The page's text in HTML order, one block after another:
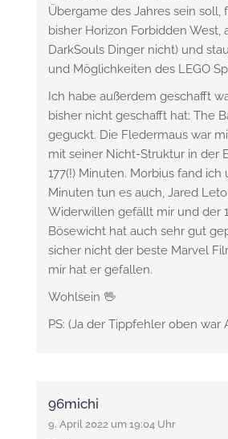
Übergame des Jahres sein soll,
bisher Horizon Forbidden West,
DarkSouls Dinger nicht) und
und Möglichkeiten des LEGO
Ich habe außerdem geschafft
bisher nicht geschafft hat: The
geguckt. Die Fledermaus war
mit seiner Nicht-Struktur in der
177(!) Minuten. Morbius fand ich
Minuten tun es auch, Jared
Widerwillen gefällt mir und der
Bösewicht hat auch sehr gut
sicher nicht der beste Marvel
mir hat er gefallen.
Wohlsein 🖖
PS: (Ja der Tippfehler oben war
96michi
9. April 2022 um 19:04 Uhr